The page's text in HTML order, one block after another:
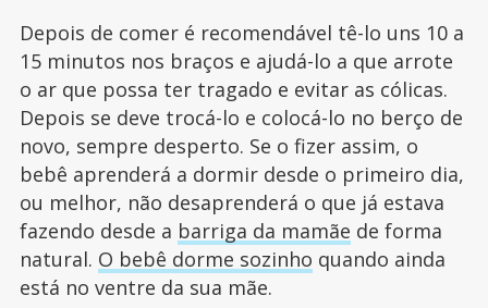
Depois de comer é recomendável tê-lo uns 10 a
15 minutos nos braços e ajudá-lo a que arrote
o ar que possa ter tragado e evitar as cólicas.
Depois se deve trocá-lo e colocá-lo no berço de
novo, sempre desperto. Se o fizer assim, o
bebê aprenderá a dormir desde o primeiro dia,
ou melhor, não desaprenderá o que já estava
fazendo desde a barriga da mamãe de forma
natural. O bebê dorme sozinho quando ainda
está no ventre da sua mãe.